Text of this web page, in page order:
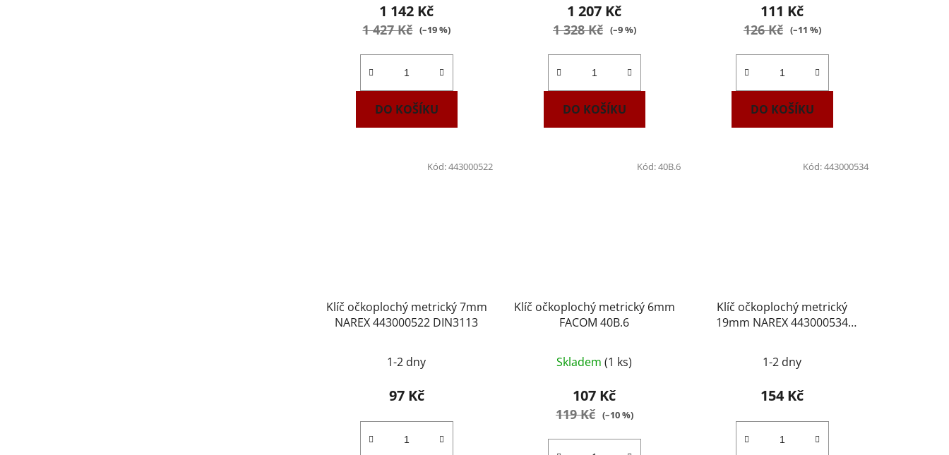
1 142 Kč
1 427 Kč (–19 %)
DO KOŠÍKU
1 207 Kč
1 328 Kč (–9 %)
DO KOŠÍKU
111 Kč
126 Kč (–11 %)
DO KOŠÍKU
Klíč očkoplochý metrický 7mm
NAREX 443000522 DIN3113
1-2 dny
97 Kč
Kód:443000522
Klíč očkoplochý metrický 6mm
FACOM 40B.6
Skladem(1 ks)
107 Kč
119 Kč (–10 %)
Kód:40B.6
Klíč očkoplochý metrický
19mm NAREX 443000534
1-2 dny
154 Kč
Kód:443000534